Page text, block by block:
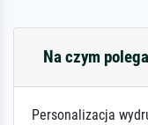
Na czym
Personalizacja